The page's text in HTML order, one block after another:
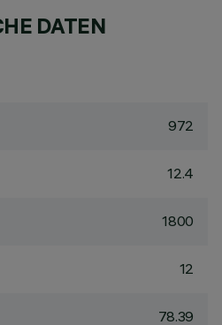
DATEN
972
12.4
1800
12
78.39